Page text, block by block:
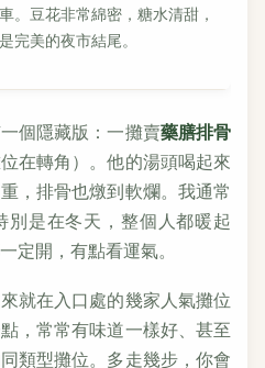
車。豆花非常綿密，糖水清甜，
是完美的夜市結尾。
個隱藏版：一攤賣藥膳排骨
在轉角）。他的湯頭喝起來
，排骨也燉到軟爛。我通常
別是在冬天，整個人都暖起
定開，有點看運氣。
就在入口處的幾家人氣攤位
，常常有味道一樣好、甚至
類型攤位。多走幾步，你會